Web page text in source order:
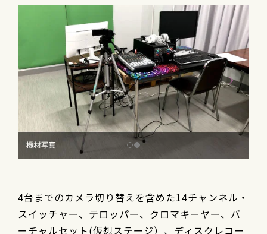
4台までのカメラ切り替えを含めた14チャンネル・
スイッチャー、テロッパー、クロマキーヤー、バ
ーチャルセット(仮想ステージ）、ディスクレコー